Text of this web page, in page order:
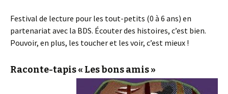
Festival de lecture pour les tout-petits (0 à 6 ans) en
partenariat avec la BDS. Écouter des histoires, c’est bien.
Pouvoir, en plus, les toucher et les voir, c’est mieux !
Raconte-tapis « Les bons amis »